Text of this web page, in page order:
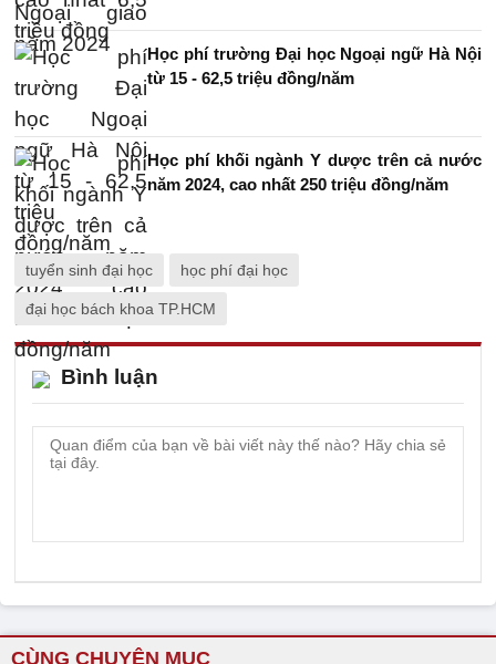
Học phí trường Đại học Ngoại ngữ Hà Nội
từ 15 - 62,5 triệu đồng/năm
Học phí khối ngành Y dược trên cả nước
năm 2024, cao nhất 250 triệu đồng/năm
tuyển sinh đại học học phí đại học
đại học bách khoa TP.HCM
Bình luận
CÙNG CHUYÊN MỤC